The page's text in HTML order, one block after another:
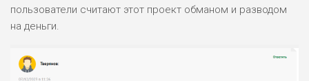
пользователи считают этот проект обманом и разводом
на деньги.